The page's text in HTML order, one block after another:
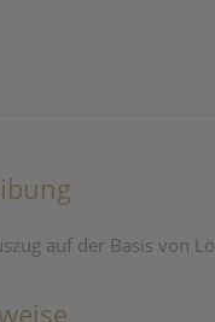
auf der Basis von